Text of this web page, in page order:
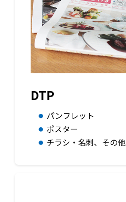
DTP
パンフレット
ポスター
チラシ・名刺、その他